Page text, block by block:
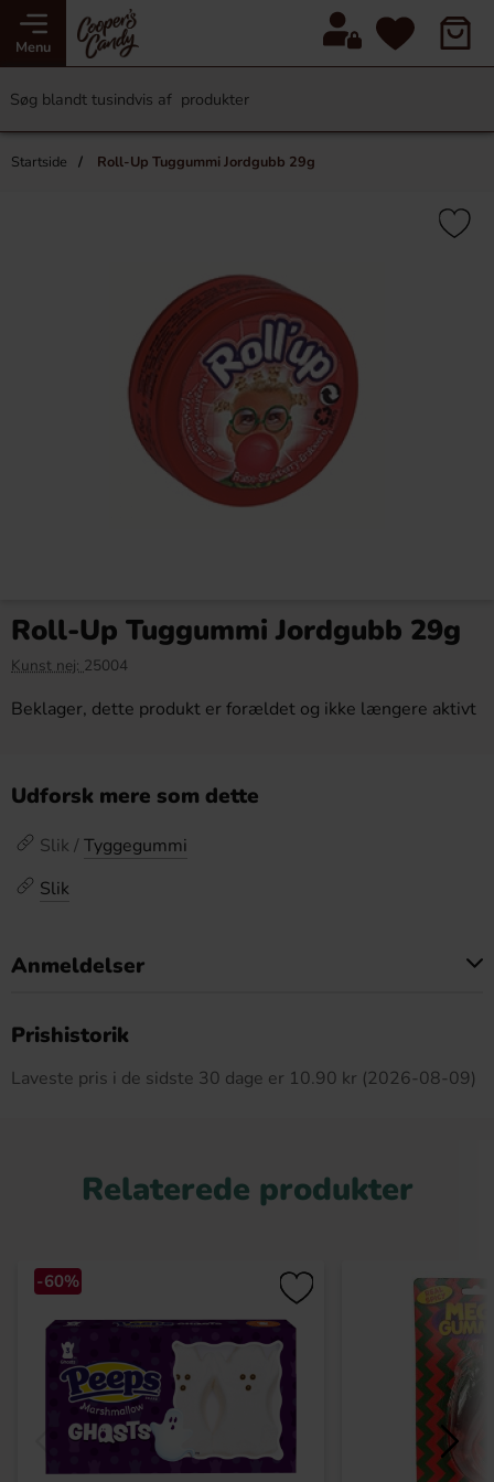
Menu
Startside Roll-Up Tuggummi Jordgubb 29g
Roll-Up Tuggummi Jordgubb 29g
Kunst nej: 25004
Beklager, dette produkt er forældet og ikke længere aktivt
Udforsk mere som dette
Slik / Tyggegummi
Slik
Anmeldelser
Prishistorik
Laveste pris i de sidste 30 dage er 10.90 kr (2026-08-09)
Relaterede produkter
-60%